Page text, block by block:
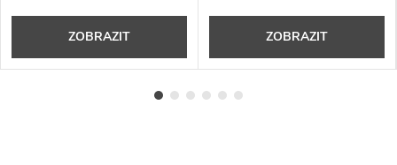
ZOBRAZIT ZOBRAZIT